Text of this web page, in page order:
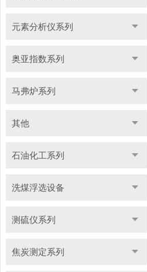
元素分析仪系列
奥亚指数系列
马弗炉系列
其他
石油化工系列
洗煤浮选设备
测硫仪系列
焦炭测定系列